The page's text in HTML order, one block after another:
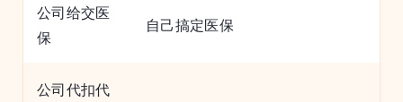
公司给交医
保
自己搞定医保
公司代扣代